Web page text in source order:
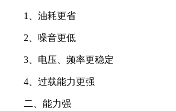
1、油耗更省
2、噪音更低
3、电压、频率更稳定
4、过载能力更强
二、能力强